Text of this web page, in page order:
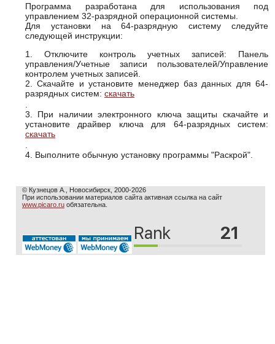
Программа разработана для использования под
управлением 32-разрядной операционной системы.
Для установки на 64-разрядную систему следуйте
следующей инструкции:
1. Отключите контроль учетных записей: Панель
управления/Учетные записи пользователей/Управление
контролем учетных записей.
2. Скачайте и установите менеджер баз данных для 64-
разрядных систем: скачать
3. При наличии электронного ключа защиты скачайте и
установите драйвер ключа для 64-разрядных систем:
скачать
4. Выполните обычную установку программы "Раскрой".
© Кузнецов А., Новосибирск, 2000-2026
При использовании материалов сайта активная ссылка на сайт
www.picaro.ru обязательна.